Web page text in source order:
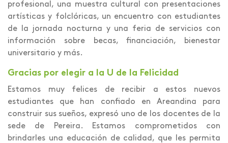
profesional, una muestra cultural con presentaciones
artísticas y folclóricas, un encuentro con estudiantes
de la jornada nocturna y una feria de servicios con
información sobre becas, financiación, bienestar
universitario y más.
Gracias por elegir a la U de la Felicidad
Estamos muy felices de recibir a estos nuevos
estudiantes que han confiado en Areandina para
construir sus sueños, expresó uno de los docentes de la
sede de Pereira. Estamos comprometidos con
brindarles una educación de calidad, que les permita